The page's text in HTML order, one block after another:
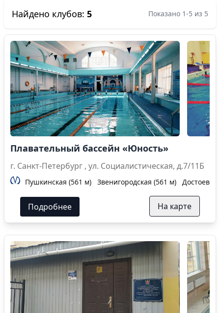
Найдено клубов: 5 Показано 1-5 из 5
Плавательный бассейн «Юность»
г. Санкт-Петербург , ул. Социалистическая, д.7/11Б
Пушкинская (561 м) Звенигородская (561 м)
Подробнее На карте